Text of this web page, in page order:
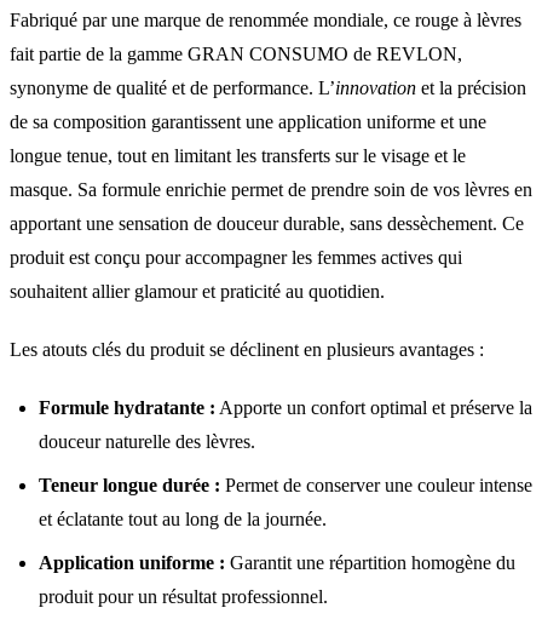
Fabriqué par une marque de renommée mondiale, ce rouge à lèvres
fait partie de la gamme GRAN CONSUMO de REVLON,
synonyme de qualité et de performance. L’innovation et la précision
de sa composition garantissent une application uniforme et une
longue tenue, tout en limitant les transferts sur le visage et le
masque. Sa formule enrichie permet de prendre soin de vos lèvres en
apportant une sensation de douceur durable, sans dessèchement. Ce
produit est conçu pour accompagner les femmes actives qui
souhaitent allier glamour et praticité au quotidien.
Les atouts clés du produit se déclinent en plusieurs avantages :
Formule hydratante : Apporte un confort optimal et préserve la
douceur naturelle des lèvres.
Teneur longue durée : Permet de conserver une couleur intense
et éclatante tout au long de la journée.
Application uniforme : Garantit une répartition homogène du
produit pour un résultat professionnel.